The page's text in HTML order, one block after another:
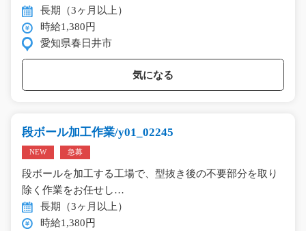
長期（3ヶ月以上）
時給1,380円
愛知県春日井市
気になる
段ボール加工作業/y01_02245
NEW 急募
段ボールを加工する工場で、型抜き後の不要部分を取り
除く作業をお任せし…
長期（3ヶ月以上）
時給1,380円